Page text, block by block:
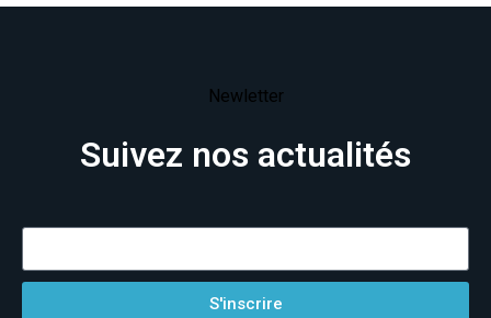
Newletter
Suivez nos actualités
S'inscrire